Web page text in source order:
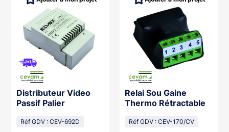
Distributeur Video
Passif Palier
Réf GDV : CEV-692D
Relai Sou Gaine
Thermo Rétractable
Réf GDV : CEV-170/CV